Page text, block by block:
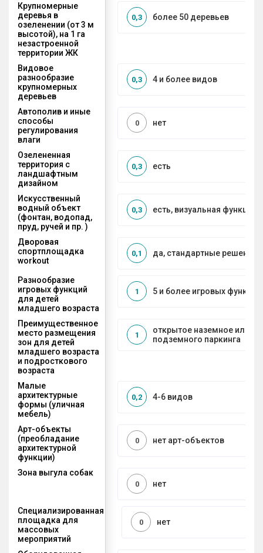
Крупномерные
деревья в
озеленении (от 3 м
высотой), на 1 га
незастроенной
территории ЖК
более 50 деревьев
0,3
Видовое
разнообразие
крупномерных
деревьев
4 и более видов
0,3
Автополив и иные
способы
регулирования
влаги
нет
0
Озелененная
территория с
ландшафтным
дизайном
есть
0,3
Искусственный
водный объект
(фонтан, водопад,
пруд, ручей и пр. )
есть, визуальная функция
0,3
Дворовая
спортплощадка
workout
да, стандартные решения
0,1
Разнообразие
игровых функций
для детей
младшего возраста
5 и более игровых функций
1
Преимущественное
место размещения
зон для детей
младшего возраста
и подросткового
возраста
открытое наземное или на
подземного паркинга
1
Малые
архитектурные
формы (уличная
мебель)
4-6 видов
0,2
Арт-объекты
(преобладание
архитектурной
функции)
нет арт-объектов
0
Зона выгула собак
нет
0
Специализированная
площадка для
массовых
мероприятий
нет
0